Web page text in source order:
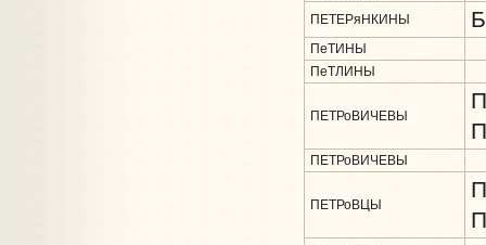
ПЕТЕРяНКИНЫ
ПеТИНЫ
ПеТЛИНЫ
ПЕТРоВИЧЕВЫ
ПЕТРоВИЧЕВЫ
ПЕТРоВЦЫ